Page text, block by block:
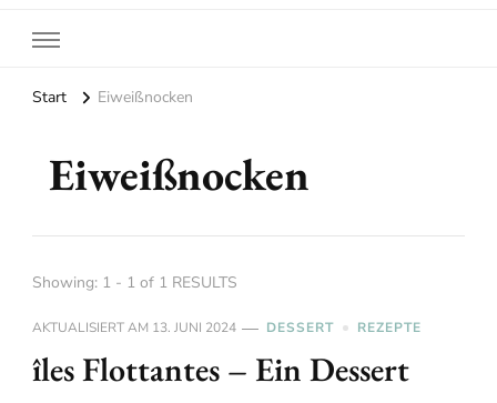
Start Eiweißnocken
Eiweißnocken
Showing: 1 - 1 of 1 RESULTS
AKTUALISIERT AM 13. JUNI 2024 DESSERT REZEPTE
îles Flottantes – Ein Dessert